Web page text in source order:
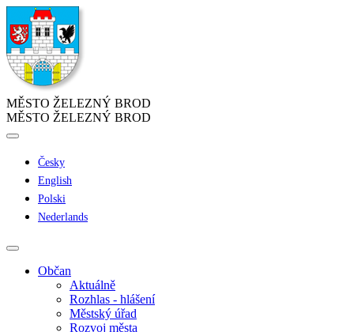
MĚSTO ŽELEZNÝ BROD
MĚSTO ŽELEZNÝ BROD
Česky
English
Polski
Nederlands
Občan
Aktuálně
Rozhlas - hlášení
Městský úřad
Rozvoj města